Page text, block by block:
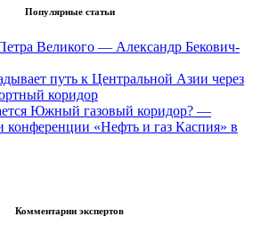
Популярные статьи
Великого — Александр Бекович-
путь к Центральной Азии через
коридор
Южный газовый коридор? —
конференции «Нефть и газ Каспия» в
Комментарии экспертов